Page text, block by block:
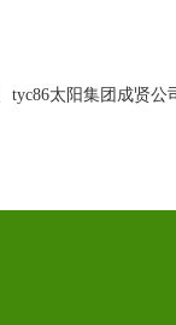
太阳集团成贤